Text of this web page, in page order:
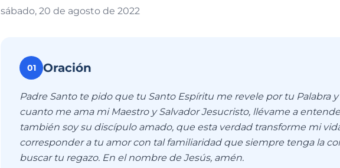
sábado, 20 de agosto de 2022
01 Oración
Padre Santo te pido que tu Santo Espíritu me revele por tu Palabra
cuanto me ama mi Maestro y Salvador Jesucristo, llévame a
también soy su discípulo amado, que esta verdad transforme mi
corresponder a tu amor con tal familiaridad que siempre tenga la
buscar tu regazo. En el nombre de Jesús, amén.